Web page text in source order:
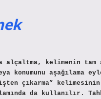
alçaltma, kelimenin tam
konumunu
çıkarma”
da kullanılır.